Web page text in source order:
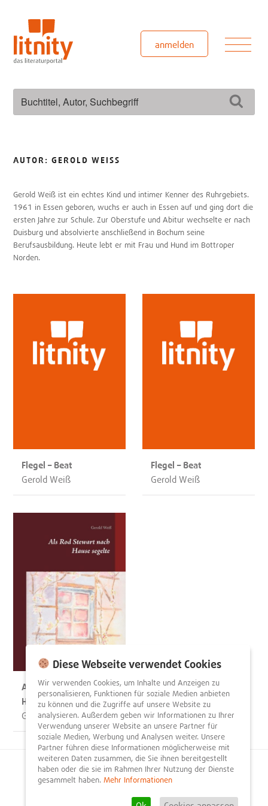
springen
anmelden
AUTOR:GEROLD WEISS
Gerold Weiß ist ein echtes Kind und intimer Kenner des Ruhrgebiets.
1961 in Essen geboren, wuchs er auch in Essen auf und ging dort die
ersten Jahre zur Schule. Zur Oberstufe und Abitur wechselte er nach
Duisburg und absolvierte anschließend in Bochum seine
Berufsausbildung. Heute lebt er mit Frau und Hund im Bottroper
Norden.
Flegel – Beat
Gerold Weiß
Flegel – Beat
Gerold Weiß
Als Rod Stewart nach
Hause segelte
Gerold Weiß
© 2026litnity – Bücher entdecken und empfehlen.
Kontakt Registrieren
Diese Webseite verwendet Cookies
Wir verwenden Cookies, um Inhalte und Anzeigen zu
personalisieren, Funktionen für soziale Medien anbieten
zu können und die Zugriffe auf unsere Website zu
analysieren. Außerdem geben wir Informationen zu Ihrer
Verwendung unserer Website an unsere Partner für
soziale Medien, Werbung und Analysen weiter. Unsere
Partner führen diese Informationen möglicherweise mit
weiteren Daten zusammen, die Sie ihnen bereitgestellt
haben oder die sie im Rahmen Ihrer Nutzung der Dienste
gesammelt haben. Mehr Informationen